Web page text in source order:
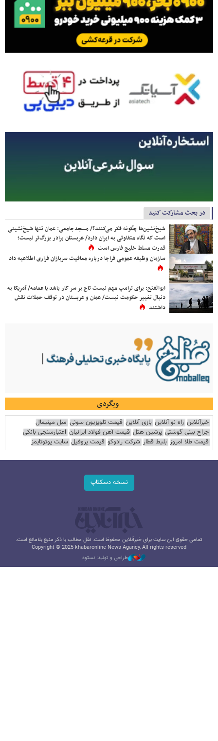
در بحث مشارکت کنید
شیخ‌نشین‌ها چگونه فکر می‌کنند؟/ مسجدجامعی: عمان تنها شیخ‌نشینی
است که نگاه متفاوتی به ایران دارد/ عربستان برادر بزرگ‌تر نیست؛
قدرت مسلط خلیج فارس است
سازمان وظیفه عمومی فراجا درباره معافیت سربازان فراری اطلاعیه داد
ابوالفتح: برای ترامپ مهم نیست تاج بر سر کار باشد یا عمامه/ آمریکا به
دنبال تغییر حکومت نیست/ عمان و عربستان در توقف حملات نقش
داشتند
وبگردی
خبرآنلاین راه نو آنلاین بازی آنلاین قیمت تلویزیون سونی مبل مینیمال
جراح بینی گوشتی پرشین هتل قیمت آهن فولاد ایرانیان اعتبارسنجی بانکی
قیمت طلا امروز بلیط قطار شرکت رادوکو قیمت پروفیل سایت یوتوتایمز
نسخه دسکتاپ
تمامی حقوق این سایت برای خبرآنلاین محفوظ است. نقل مطالب با ذکر منبع بلامانع است.
Copyright © 2025 khabaronline News Agancy, All rights reserved
طراحی و تولید: نستوه